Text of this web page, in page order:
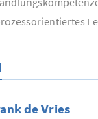
de Vries